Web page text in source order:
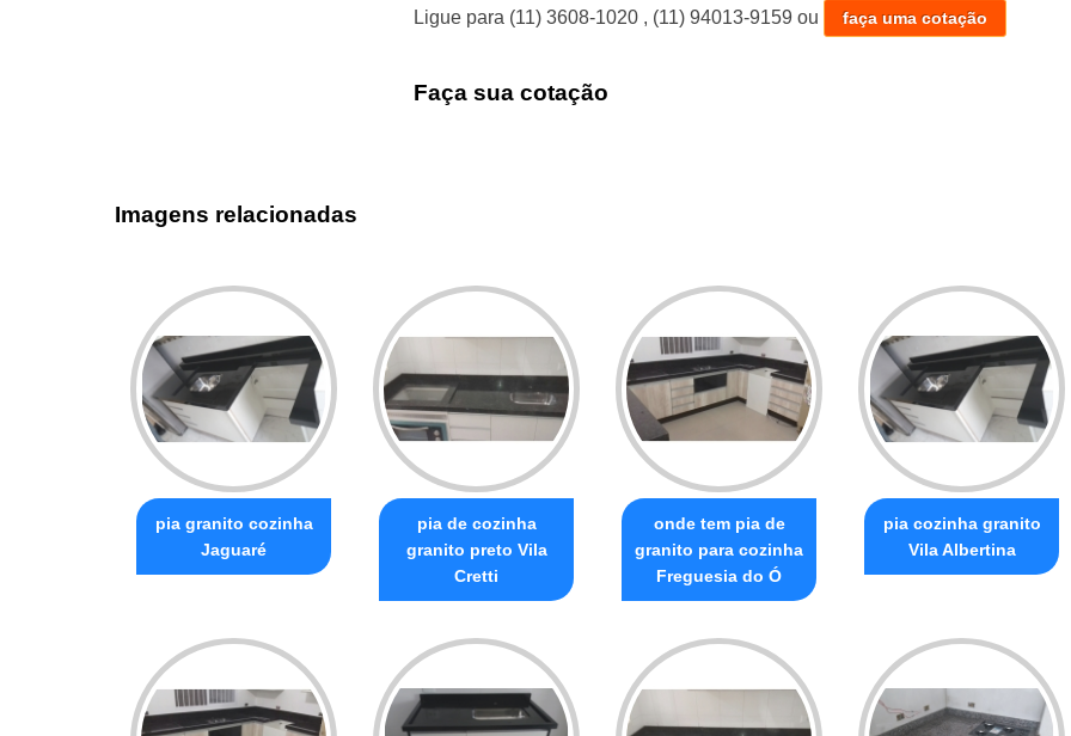
Ligue para (11) 3608-1020 , (11) 94013-9159 ou faça uma cotação
Faça sua cotação
Imagens relacionadas
pia granito cozinha
Jaguaré
pia de cozinha
granito preto Vila
Cretti
onde tem pia de
granito para cozinha
Freguesia do Ó
pia cozinha granito
Vila Albertina